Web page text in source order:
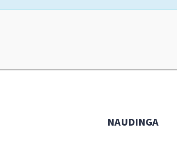
NAUDINGA